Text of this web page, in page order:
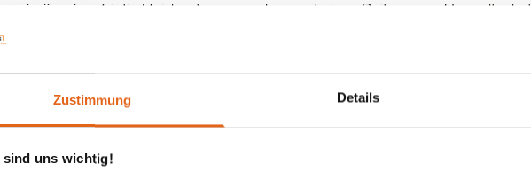
Zustimmung Details
sind uns wichtig!
helfen, langfristig Heizkosten zu senken und einen Beitrag zum Umweltschutz
Preise.
: Unsere Expertinnen und Experten sind für Sie da – von der ersten Idee bis zur
und persönlich.